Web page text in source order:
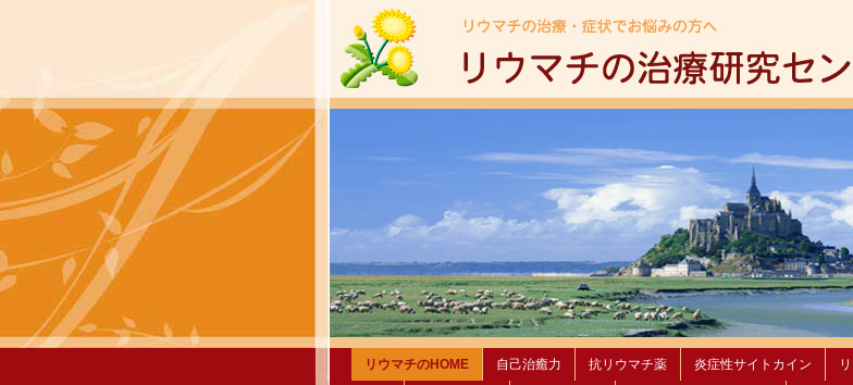
リウマチのHOME 自己治癒力 抗リウマチ薬 炎症性サイトカイン